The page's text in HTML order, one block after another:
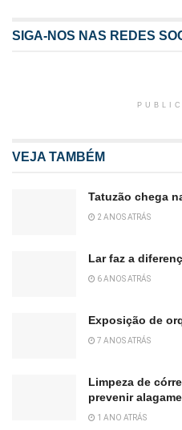
SIGA-NOS NAS REDES
VEJA TAMBÉM
Tatuzão chega
2 ANOS ATRÁS
Lar faz a
6 ANOS ATRÁS
Exposição de
7 ANOS ATRÁS
Limpeza de
prevenir
1 ANO ATRÁS